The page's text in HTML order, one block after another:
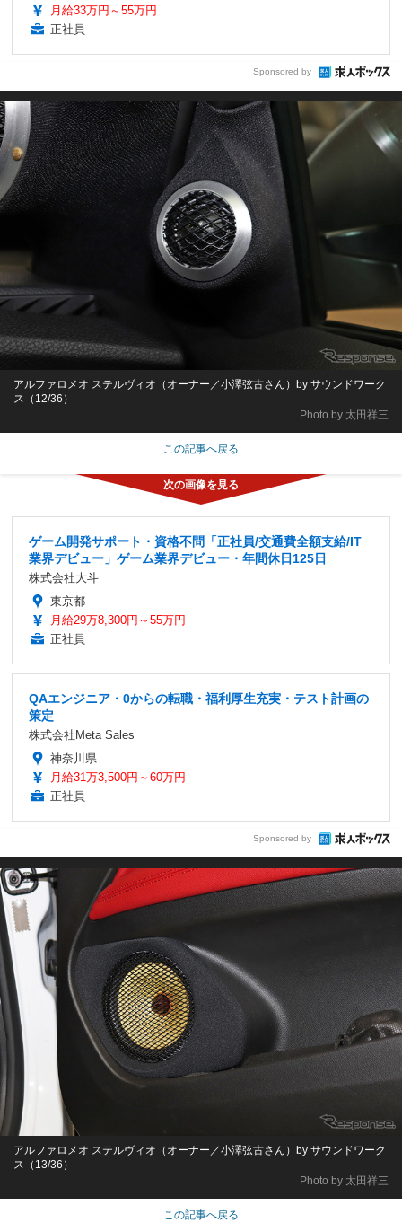
月給33万円～55万円
正社員
Sponsored by
Photo by 太田祥三
アルファロメオ ステルヴィオ（オーナー／小澤弦古さん）by サウンドワーク
ス（12/36）
この記事へ戻る
ゲーム開発サポート・資格不問「正社員/交通費全額支給/IT
業界デビュー」ゲーム業界デビュー・年間休日125日
株式会社大斗
東京都
月給29万8,300円～55万円
正社員
QAエンジニア・0からの転職・福利厚生充実・テスト計画の
策定
株式会社Meta Sales
神奈川県
月給31万3,500円～60万円
正社員
Sponsored by
Photo by 太田祥三
アルファロメオ ステルヴィオ（オーナー／小澤弦古さん）by サウンドワーク
ス（13/36）
この記事へ戻る